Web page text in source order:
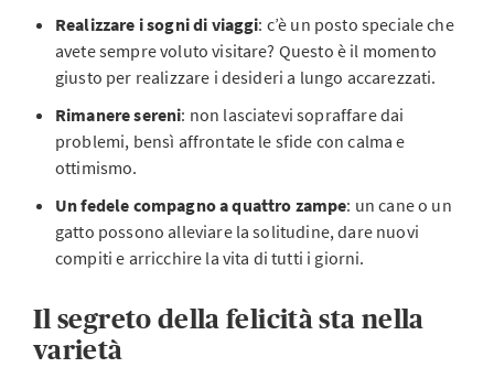
Realizzare i sogni di viaggi: c’è un posto speciale che
avete sempre voluto visitare? Questo è il momento
giusto per realizzare i desideri a lungo accarezzati.
Rimanere sereni: non lasciatevi sopraffare dai
problemi, bensì affrontate le sfide con calma e
ottimismo.
Un fedele compagno a quattro zampe: un cane o un
gatto possono alleviare la solitudine, dare nuovi
compiti e arricchire la vita di tutti i giorni.
Il segreto della felicità sta nella
varietà